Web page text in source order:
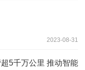
2023-08-31
5千万公里 推动智能